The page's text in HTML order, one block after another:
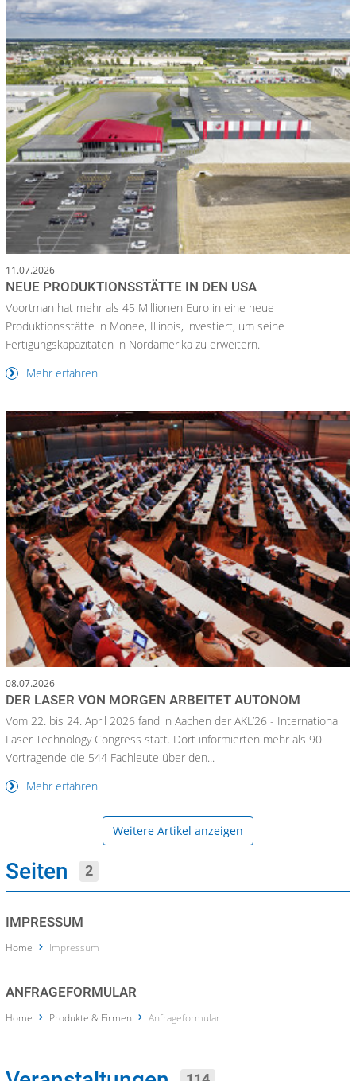
11.07.2026
NEUE PRODUKTIONSSTÄTTE IN DEN USA
Voortman hat mehr als 45 Millionen Euro in eine neue
Produktionsstätte in Monee, Illinois, investiert, um seine
Fertigungskapazitäten in Nordamerika zu erweitern.
Mehr erfahren
08.07.2026
DER LASER VON MORGEN ARBEITET AUTONOM
Vom 22. bis 24. April 2026 fand in Aachen der AKL’26 - International
Laser Technology Congress statt. Dort informierten mehr als 90
Vortragende die 544 Fachleute über den...
Mehr erfahren
Weitere Artikel anzeigen
Seiten 2
IMPRESSUM
Home Impressum
ANFRAGEFORMULAR
Home Produkte & Firmen Anfrageformular